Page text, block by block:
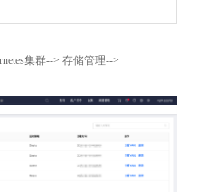
集群--> 存储管理-->